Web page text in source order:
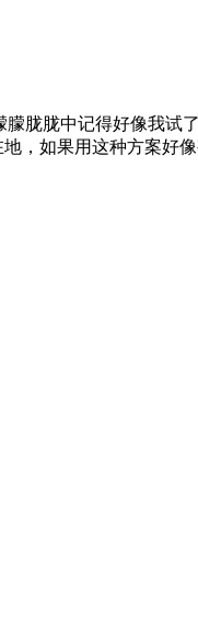
胧胧中记得好像我试
，如果用这种方案好